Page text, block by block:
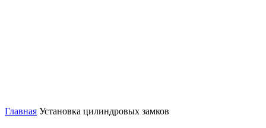
Главная Установка цилиндровых замков